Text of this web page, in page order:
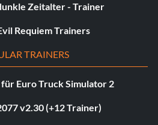
Zeitalter - Trainer
Requiem Trainers
TRAINERS
Euro Truck Simulator 2
v2.30 (+12 Trainer)